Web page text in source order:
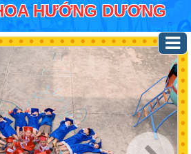
HƯỚNG DƯƠNG